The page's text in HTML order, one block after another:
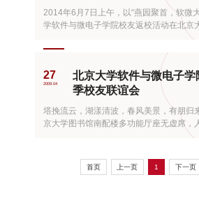
2014年6月7日上午，以“燕园聚首，软微
学软件与微电子学院校友返校活动在北京
行。北京大学软件与微电子学院理事长杨
主任王阳元院士，北京大学校友会秘书长
部门代表出席了此次活动。软微学院院长
鹏...
27
2009.04
北京大学软件与微电子
季校友联谊会
塔挽流云，湖漾清波，春风美景，有朋归
京大学图书馆南配楼多功能厅座无虚席，
软件与微电子学院2009年春季校友联谊会
流”。近300名新老校友齐聚燕园，共话职
来。 会议由院长助理姜淼主持。党委书记
首页 上一页 1 下一页